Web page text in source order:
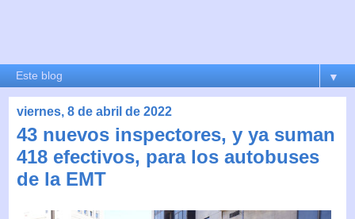
▼
viernes, 8 de abril de 2022
43 nuevos inspectores, y ya suman
418 efectivos, para los autobuses
de la EMT